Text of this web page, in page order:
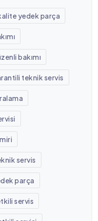
yedek parça
bakımı
teknik servis
servis
parça
servis